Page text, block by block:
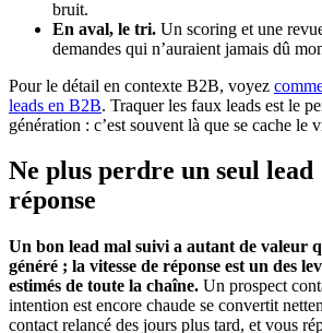
bruit.
En aval, le tri. Un scoring et une
demandes qui n’auraient jamais dû
Pour le détail en contexte B2B, voyez
leads en B2B. Traquer les faux leads est le
génération : c’est souvent là que se cache le
Ne plus perdre un seul lead
réponse
Un bon lead mal suivi a autant de valeur
généré ; la vitesse de réponse est un des
estimés de toute la chaîne. Un prospect
intention est encore chaude se convertit
contact relancé des jours plus tard, et vous